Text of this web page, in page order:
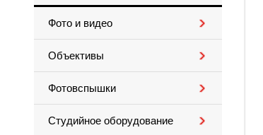
Фото и видео
Объективы
Фотовспышки
Студийное оборудование